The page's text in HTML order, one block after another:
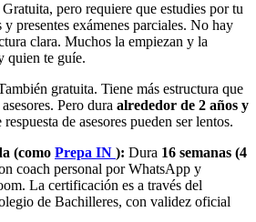
Gratuita, pero requiere que estudies por tu
presentes exámenes parciales. No hay
clara. Muchos la empiezan y la
quien te guíe.
gratuita. Tiene más estructura que
Pero dura alrededor de 2 años y
de asesores pueden ser lentos.
(como Prepa IN ): Dura 16 semanas (4
coach personal por WhatsApp y
La certificación es a través del
de Bachilleres, con validez oficial